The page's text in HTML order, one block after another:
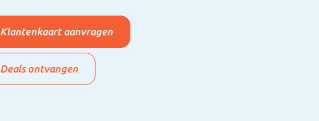
Klantenkaart aanvragen
Deals ontvangen